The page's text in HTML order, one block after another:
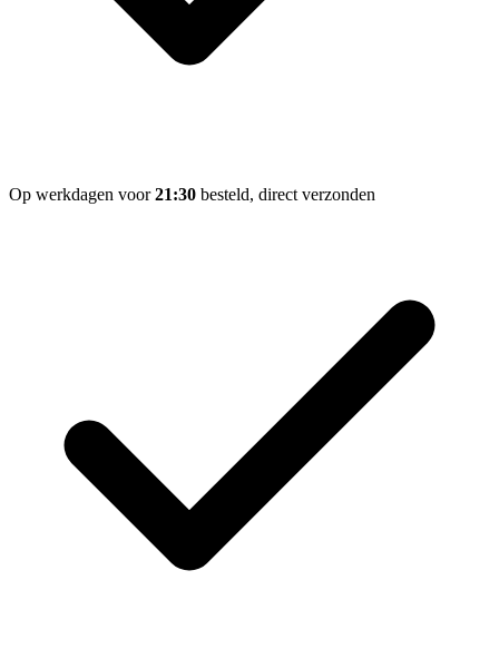
Op werkdagen voor21:30 besteld, direct verzonden